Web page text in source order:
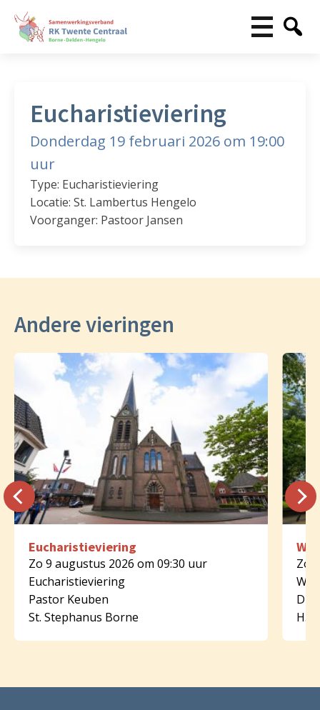
Eucharistieviering
Donderdag 19 februari 2026 om 19:00
uur
Type: Eucharistieviering
Locatie: St. Lambertus Hengelo
Voorganger: Pastoor Jansen
Andere vieringen
Eucharistieviering
Zo 9 augustus 2026 om 09:30 uur
Eucharistieviering
Pastor Keuben
St. Stephanus Borne
Zo
H.